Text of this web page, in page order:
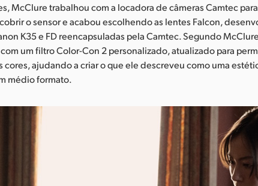
McClure trabalhou com a locadora de câmeras Camtec
o sensor e acabou escolhendo as lentes Falcon,
K35 e FD reencapsuladas pela Camtec. Segundo
um filtro Color-Con 2 personalizado, atualizado para
cores, ajudando a criar o que ele descreveu como uma
médio formato.